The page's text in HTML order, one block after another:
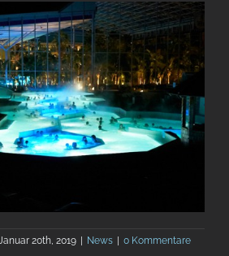
Januar 20th, 2019 | News | 0 Kommentare